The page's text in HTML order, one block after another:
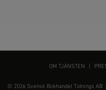
OM TJÄNSTEN
© 2026 Svensk Bokhandel Tidnings AB |